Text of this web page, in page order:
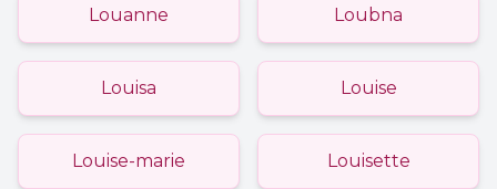
Louanne Loubna
Louisa Louise
Louise-marie Louisette